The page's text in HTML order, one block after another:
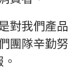
對我們產品
團隊辛勤努